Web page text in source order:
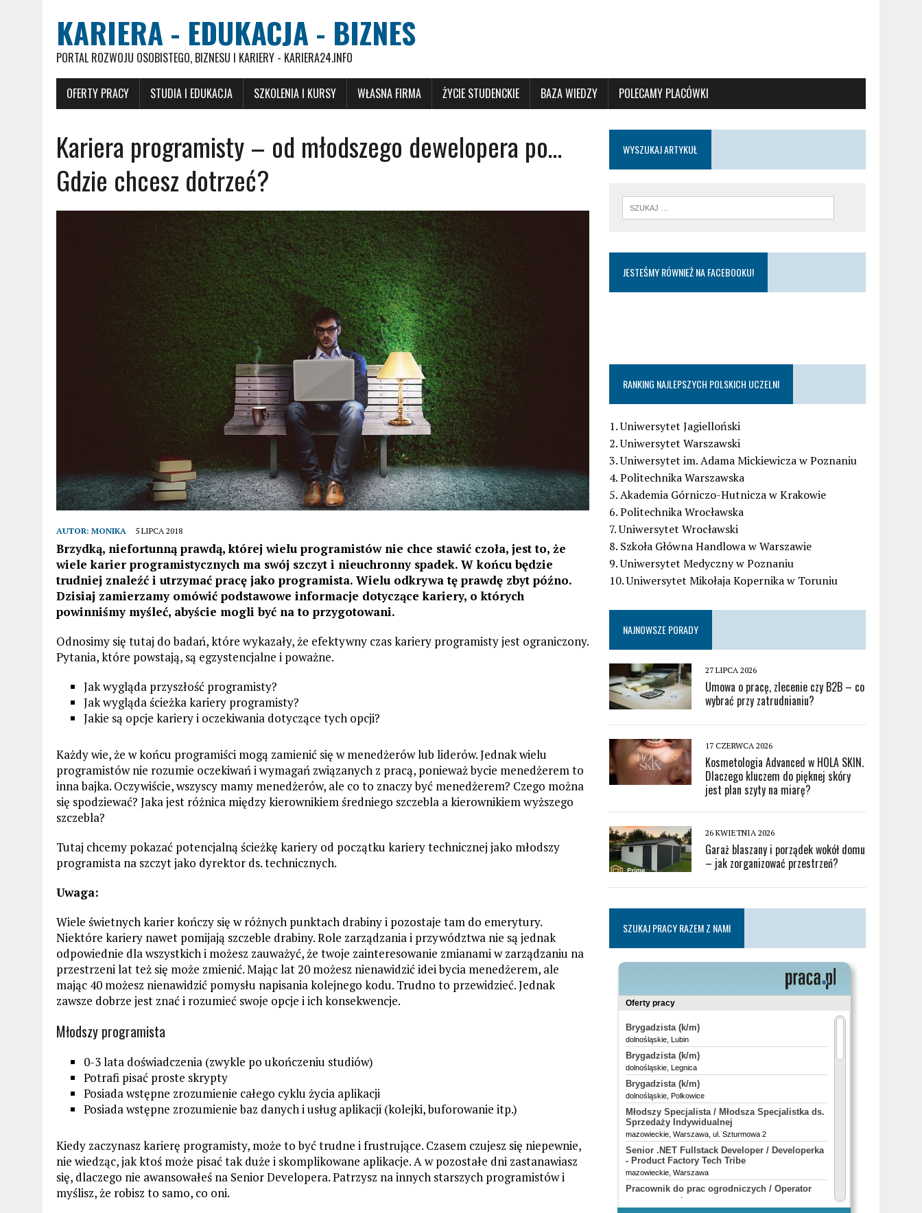
KARIERA - EDUKACJA - BIZNES
PORTAL ROZWOJU OSOBISTEGO, BIZNESU I KARIERY - KARIERA24.INFO
OFERTY PRACY STUDIA I EDUKACJA SZKOLENIA I KURSY WŁASNA FIRMA ŻYCIE STUDENCKIE BAZA WIEDZY POLECAMY PLACÓWKI
Kariera programisty – od młodszego dewelopera po…
Gdzie chcesz dotrzeć?
AUTOR: MONIKA 5 LIPCA 2018
Brzydką, niefortunną prawdą, której wielu programistów nie chce stawić czoła, jest to, że
wiele karier programistycznych ma swój szczyt i nieuchronny spadek. W końcu będzie
trudniej znaleźć i utrzymać pracę jako programista. Wielu odkrywa tę prawdę zbyt późno.
Dzisiaj zamierzamy omówić podstawowe informacje dotyczące kariery, o których
powinniśmy myśleć, abyście mogli być na to przygotowani.
Odnosimy się tutaj do badań, które wykazały, że efektywny czas kariery programisty jest ograniczony.
Pytania, które powstają, są egzystencjalne i poważne.
Jak wygląda przyszłość programisty?
Jak wygląda ścieżka kariery programisty?
Jakie są opcje kariery i oczekiwania dotyczące tych opcji?
Każdy wie, że w końcu programiści mogą zamienić się w menedżerów lub liderów. Jednak wielu
programistów nie rozumie oczekiwań i wymagań związanych z pracą, ponieważ bycie menedżerem to
inna bajka. Oczywiście, wszyscy mamy menedżerów, ale co to znaczy być menedżerem? Czego można
się spodziewać? Jaka jest różnica między kierownikiem średniego szczebla a kierownikiem wyższego
szczebla?
Tutaj chcemy pokazać potencjalną ścieżkę kariery od początku kariery technicznej jako młodszy
programista na szczyt jako dyrektor ds. technicznych.
Uwaga:
Wiele świetnych karier kończy się w różnych punktach drabiny i pozostaje tam do emerytury.
Niektóre kariery nawet pomijają szczeble drabiny. Role zarządzania i przywództwa nie są jednak
odpowiednie dla wszystkich i możesz zauważyć, że twoje zainteresowanie zmianami w zarządzaniu na
przestrzeni lat też się może zmienić. Mając lat 20 możesz nienawidzić idei bycia menedżerem, ale
mając 40 możesz nienawidzić pomysłu napisania kolejnego kodu. Trudno to przewidzieć. Jednak
zawsze dobrze jest znać i rozumieć swoje opcje i ich konsekwencje.
Młodszy programista
0-3 lata doświadczenia (zwykle po ukończeniu studiów)
Potrafi pisać proste skrypty
Posiada wstępne zrozumienie całego cyklu życia aplikacji
Posiada wstępne zrozumienie baz danych i usług aplikacji (kolejki, buforowanie itp.)
Kiedy zaczynasz karierę programisty, może to być trudne i frustrujące. Czasem czujesz się niepewnie,
nie wiedząc, jak ktoś może pisać tak duże i skomplikowane aplikacje. A w pozostałe dni zastanawiasz
się, dlaczego nie awansowałeś na Senior Developera. Patrzysz na innych starszych programistów i
myślisz, że robisz to samo, co oni.
WYSZUKAJ ARTYKUŁ
JESTEŚMY RÓWNIEŻ NA FACEBOOKU!
RANKING NAJLEPSZYCH POLSKICH UCZELNI
1. Uniwersytet Jagielloński
2. Uniwersytet Warszawski
3. Uniwersytet im. Adama Mickiewicza w Poznaniu
4. Politechnika Warszawska
5. Akademia Górniczo-Hutnicza w Krakowie
6. Politechnika Wrocławska
7. Uniwersytet Wrocławski
8. Szkoła Główna Handlowa w Warszawie
9. Uniwersytet Medyczny w Poznaniu
10. Uniwersytet Mikołaja Kopernika w Toruniu
NAJNOWSZE PORADY
27 LIPCA 2026
Umowa o pracę, zlecenie czy B2B – co
wybrać przy zatrudnianiu?
17 CZERWCA 2026
Kosmetologia Advanced w HOLA SKIN.
Dlaczego kluczem do pięknej skóry
jest plan szyty na miarę?
26 KWIETNIA 2026
Garaż blaszany i porządek wokół domu
– jak zorganizować przestrzeń?
SZUKAJ PRACY RAZEM Z NAMI